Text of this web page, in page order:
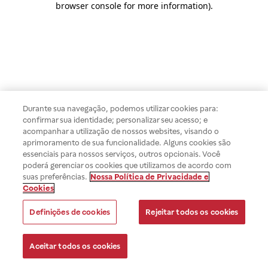
browser console for more information).
Durante sua navegação, podemos utilizar cookies para:
confirmar sua identidade; personalizar seu acesso; e
acompanhar a utilização de nossos websites, visando o
aprimoramento de sua funcionalidade. Alguns cookies são
essenciais para nossos serviços, outros opcionais. Você
poderá gerenciar os cookies que utilizamos de acordo com
suas preferências. Nossa Política de Privacidade e
Cookies
Definições de cookies Rejeitar todos os cookies
Aceitar todos os cookies